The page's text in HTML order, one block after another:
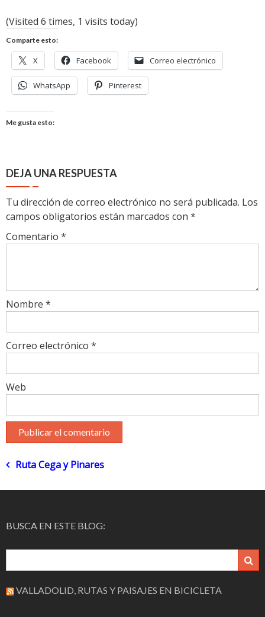
(Visited 6 times, 1 visits today)
Comparte esto:
X Facebook Correo electrónico
WhatsApp Pinterest
Me gusta esto:
DEJA UNA RESPUESTA
Tu dirección de correo electrónico no será publicada. Los
campos obligatorios están marcados con *
Comentario *
Nombre *
Correo electrónico *
Web
Navegación
de
Ruta Cega y Pinares
BUSCA EN ESTE BLOG:
VALLADOLID, RUTAS Y PAISAJES EN BICICLETA